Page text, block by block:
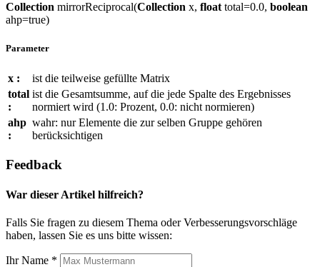
Collection mirrorReciprocal(Collection x, float total=0.0, boolean
ahp=true)
Parameter
x :
ist die teilweise gefüllte Matrix
total
:
ist die Gesamtsumme, auf die jede Spalte des Ergebnisses
normiert wird (1.0: Prozent, 0.0: nicht normieren)
ahp
:
wahr: nur Elemente die zur selben Gruppe gehören
berücksichtigen
Feedback
War dieser Artikel hilfreich?
Falls Sie fragen zu diesem Thema oder Verbesserungsvorschläge
haben, lassen Sie es uns bitte wissen:
Ihr Name *